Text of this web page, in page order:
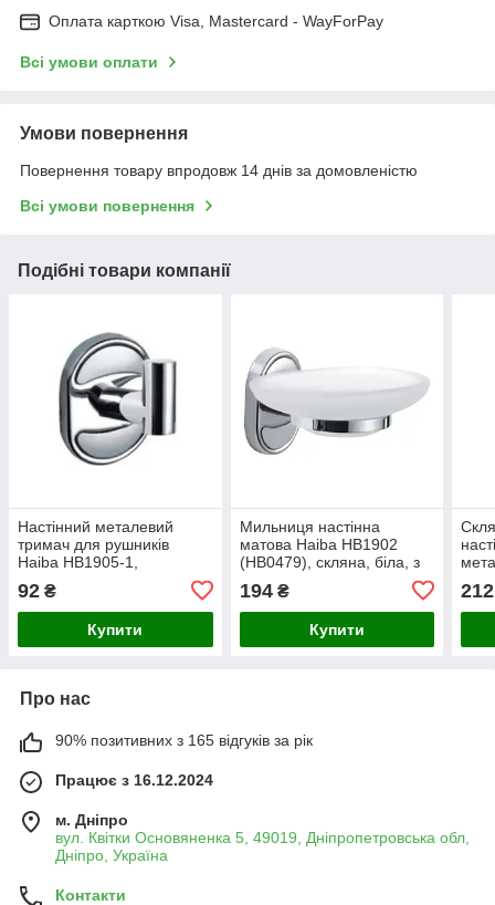
Оплата карткою Visa, Mastercard - WayForPay
Всі умови оплати
Умови повернення
Повернення товару впродовж 14 днів за домовленістю
Всі умови повернення
Подібні товари компанії
Настінний металевий
тримач для рушників
Haiba HB1905-1,
кольору, довговічний
дизайн
92 ₴
Купити
Мильниця настінна
матова Haiba HB1902
(HB0479), скляна, біла, з
194₴
Купити
212
Про нас
90% позитивних з 165 відгуків за рік
Працює з 16.12.2024
м. Дніпро
вул. Квітки Основяненка 5, 49019, Дніпропетровська обл,
Дніпро, Україна
Контакти